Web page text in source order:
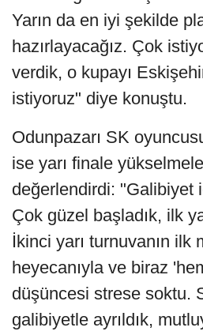
Yarın da en iyi şekilde
hazırlayacağız. Çok
verdik, o kupayı
istiyoruz" diye konuştu.
Odunpazarı SK
ise yarı finale
değerlendirdi: "Galibiyet
Çok güzel başladık, ilk
İkinci yarı turnuvanın ilk
heyecanıyla ve biraz
düşüncesi strese soktu.
galibiyetle ayrıldık,